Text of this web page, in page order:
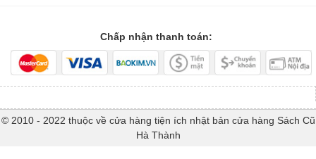
Chấp nhận thanh toán:
© 2010 - 2022 thuộc về cửa hàng tiện ích nhật bản cửa hàng Sách Cũ
Hà Thành